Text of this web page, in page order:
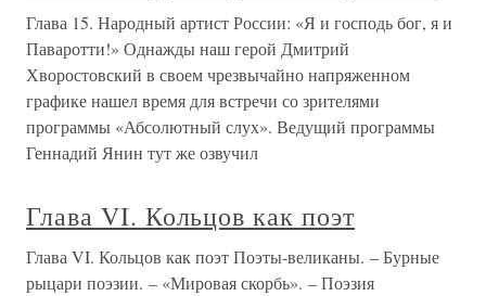
Глава 15. Народный артист России: «Я и господь бог, я и
Паваротти!» Однажды наш герой Дмитрий
Хворостовский в своем чрезвычайно напряженном
графике нашел время для встречи со зрителями
программы «Абсолютный слух». Ведущий программы
Геннадий Янин тут же озвучил
Глава VI. Кольцов как поэт
Глава VI. Кольцов как поэт Поэты-великаны. – Бурные
рыцари поэзии. – «Мировая скорбь». – Поэзия